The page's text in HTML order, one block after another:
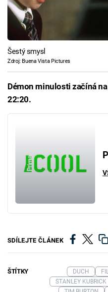
Šestý smysl
Zdroj: Buena Vista Pictures
Démon minulosti začíná
22:20.
SDÍLEJTE ČLÁNEK
ŠTÍTKY DUCH
STANLEY KUBRICK